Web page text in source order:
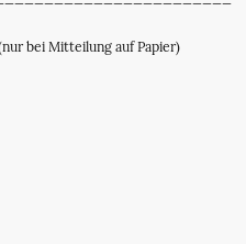
bei Mitteilung auf Papier)